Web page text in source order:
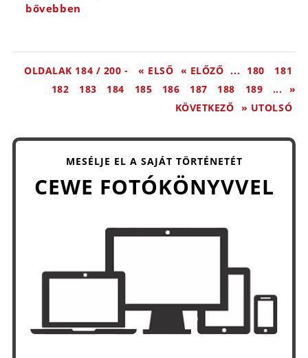
bővebben
OLDALAK 184 / 200 - « ELSŐ « ELŐZŐ ... 180
181
182
183 184 185 186 187 188 189 ... »
KÖVETKEZŐ » UTOLSÓ
MESÉLJE EL A SAJÁT TÖRTÉNETÉT
CEWE FOTÓKÖNYVVEL